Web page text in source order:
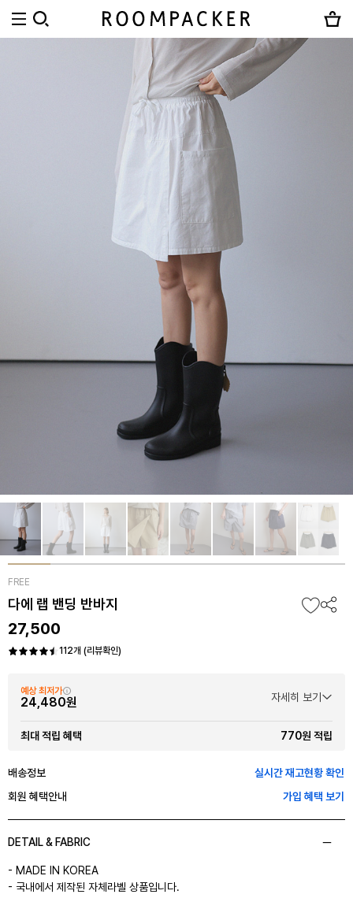
FREE
다에 랩 밴딩 반바지
27,500
112개 (리뷰확인)
예상 최저가
24,480원 자세히 보기
최대 적립 혜택 770원 적립
배송정보
실시간 재고현황 확인
회원 혜택안내
가입 혜택 보기
DETAIL & FABRIC
- MADE IN KOREA
- 국내에서 제작된 자체라벨 상품입니다.